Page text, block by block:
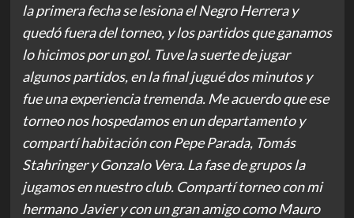
la primera fecha se lesiona el Negro Herrera y
quedó fuera del torneo, y los partidos que ganamos
lo hicimos por un gol. Tuve la suerte de jugar
algunos partidos, en la final jugué dos minutos y
fue una experiencia tremenda. Me acuerdo que ese
torneo nos hospedamos en un departamento y
compartí habitación con Pepe Parada, Tomás
Stahringer y Gonzalo Vera. La fase de grupos la
jugamos en nuestro club. Compartí torneo con mi
hermano Javier y con un gran amigo como Mauro